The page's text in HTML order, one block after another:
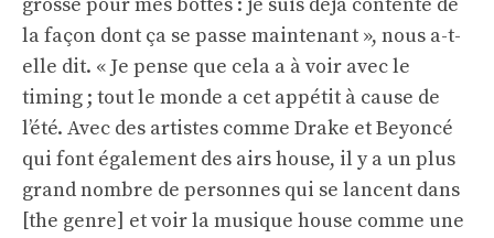
grosse pour mes bottes : je suis déjà contente de
la façon dont ça se passe maintenant », nous a-t-
elle dit. « Je pense que cela a à voir avec le
timing ; tout le monde a cet appétit à cause de
l’été. Avec des artistes comme Drake et Beyoncé
qui font également des airs house, il y a un plus
grand nombre de personnes qui se lancent dans
[the genre] et voir la musique house comme une